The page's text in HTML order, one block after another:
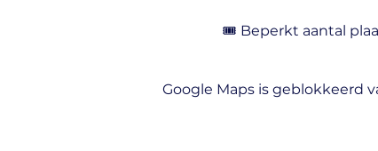
🎟️ Beperkt aantal
Google Maps is geblokkeerd